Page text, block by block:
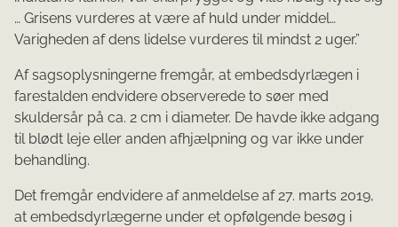
… Grisens vurderes at være af huld under middel…
Varigheden af dens lidelse vurderes til mindst 2 uger.”
Af sagsoplysningerne fremgår, at embedsdyrlægen i
farestalden endvidere observerede to søer med
skuldersår på ca. 2 cm i diameter. De havde ikke adgang
til blødt leje eller anden afhjælpning og var ikke under
behandling.
Det fremgår endvidere af anmeldelse af 27. marts 2019,
at embedsdyrlægerne under et opfølgende besøg i